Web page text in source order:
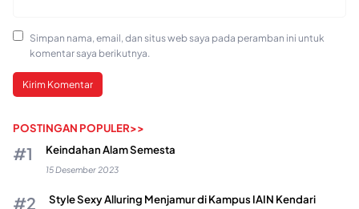
Simpan nama, email, dan situs web saya pada peramban ini untuk
komentar saya berikutnya.
POSTINGAN POPULER>>
Keindahan Alam Semesta
15 Desember 2023
Style Sexy Alluring Menjamur di Kampus IAIN Kendari